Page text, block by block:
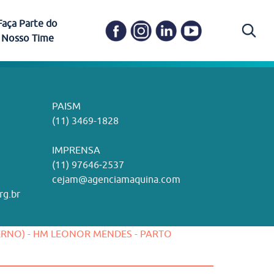
Humanizada Comitê de Ética em Pesquisa
Itapevi
Pariquera-Açu
Santos
em
social e
pelo CEJAM e
PAISM
(11) 3469-1828
IMPRENSA
(11) 97646‑2537
cejam@agenciamaquina.com
Parte do
Nosso Time
visão e valores?
- HM LEONOR MENDES - PARTO